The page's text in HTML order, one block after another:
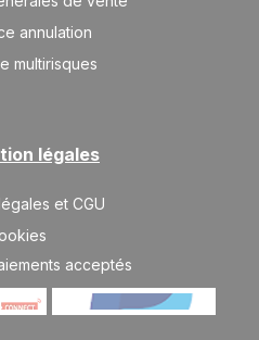
annulation
multirisques
légales
et CGU
acceptés